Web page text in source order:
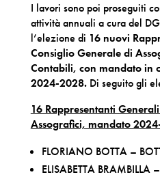
I lavori sono poi proseguiti
attività annuali a cura del
l’elezione di 16 nuovi
Consiglio Generale di
Contabili, con mandato in
2024-2028. Di seguito gli
16 Rappresentanti
Assografici, mandato
FLORIANO BOTTA –
ELISABETTA BRAMBILLA